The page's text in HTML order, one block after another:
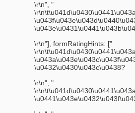
\r\n", "
\r\n"], formRatingHints: ["
\u0432\u0430\u043c\u0438?
\r\n", "